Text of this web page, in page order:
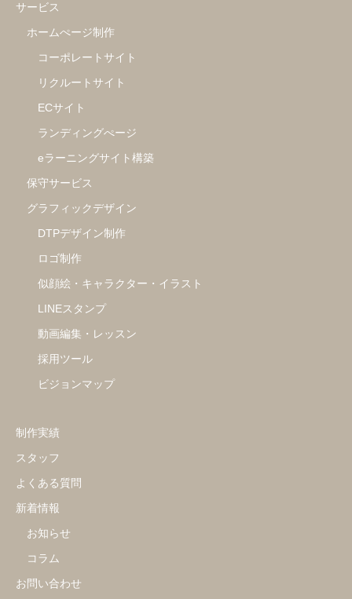
サービス
ホームぺージ制作
コーポレートサイト
リクルートサイト
ECサイト
ランディングぺージ
eラーニングサイト構築
保守サービス
グラフィックデザイン
DTPデザイン制作
ロゴ制作
似顔絵・キャラクター・イラスト
LINEスタンプ
動画編集・レッスン
採用ツール
ビジョンマップ
制作実績
スタッフ
よくある質問
新着情報
お知らせ
コラム
お問い合わせ